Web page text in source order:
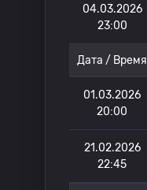
04.03.2026
23:00
Дата / Время
01.03.2026
20:00
21.02.2026
22:45